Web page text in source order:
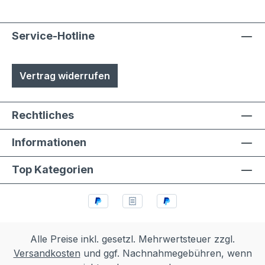
eloxierte Oberflächen, eine
lösungsmittelfreie Pulverlackierung (z.T.
Polyesterpulver in Fassadenqualität, dies
garantiert UV- und Wetterbeständigkeit-
mindestens ca. 70 µm
Service-Hotline
Vertrag widerrufen
Rechtliches
Informationen
Top Kategorien
Alle Preise inkl. gesetzl. Mehrwertsteuer zzgl.
Versandkosten und ggf. Nachnahmegebühren, wenn